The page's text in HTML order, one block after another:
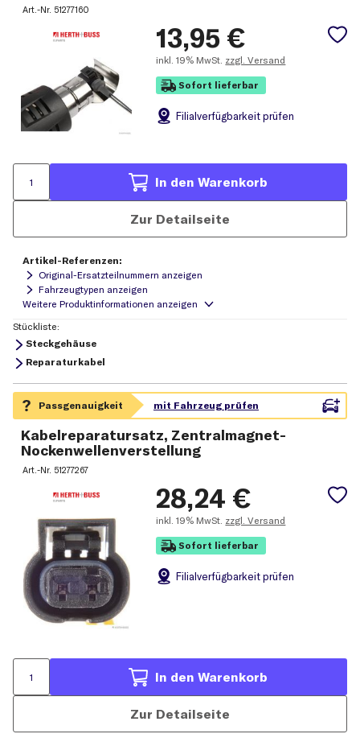
Art.-Nr. 51277160
13,95 €
inkl. 19% MwSt. zzgl. Versand
Sofort lieferbar
Filialverfügbarkeit prüfen
In den Warenkorb
Zur Detailseite
Artikel-Referenzen:
Original-Ersatzteilnummern anzeigen
Fahrzeugtypen anzeigen
Stückliste:
Steckgehäuse
Reparaturkabel
Kabelreparatursatz, Zentralmagnet-
Nockenwellenverstellung
Art.-Nr. 51277267
28,24 €
inkl. 19% MwSt. zzgl. Versand
Sofort lieferbar
Filialverfügbarkeit prüfen
In den Warenkorb
Zur Detailseite